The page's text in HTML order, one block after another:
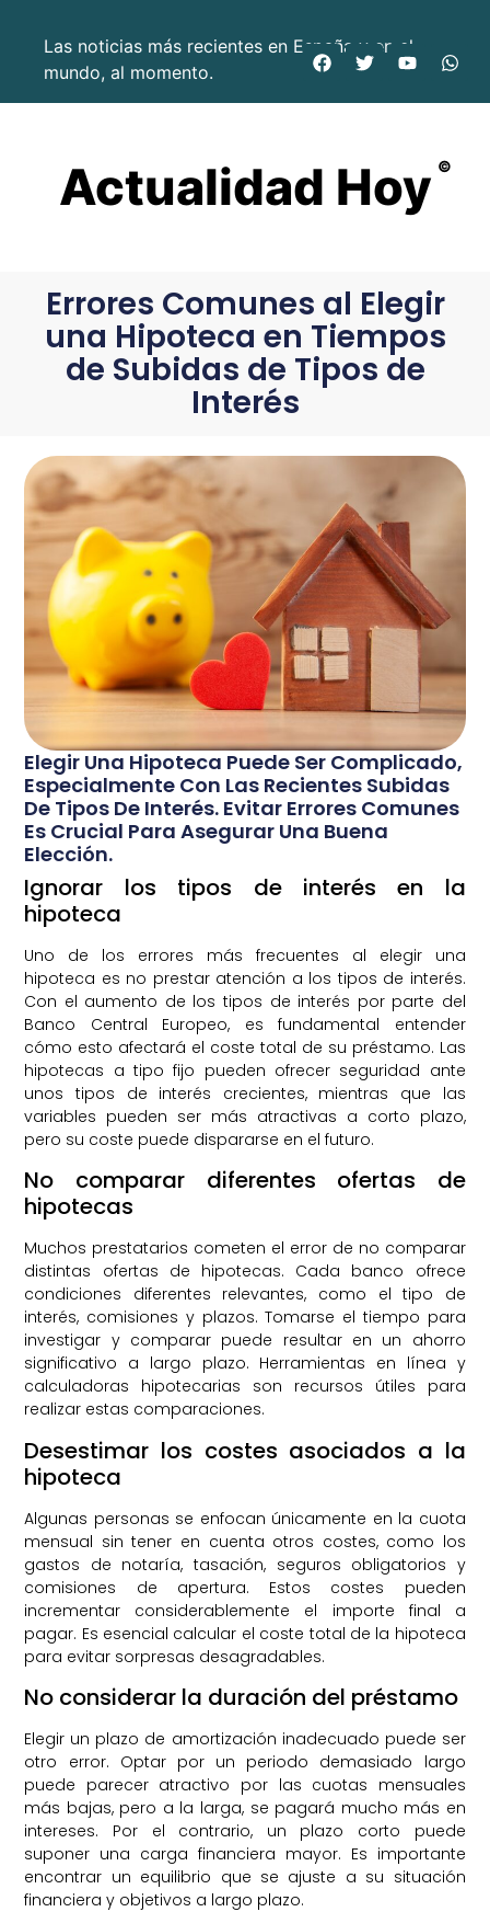
Las noticias más recientes en España y en el
mundo, al momento.
Actualidad Hoy ©
Errores Comunes al Elegir
una Hipoteca en Tiempos
de Subidas de Tipos de
Interés
Elegir Una Hipoteca Puede Ser Complicado,
Especialmente Con Las Recientes Subidas
De Tipos De Interés. Evitar Errores Comunes
Es Crucial Para Asegurar Una Buena
Elección.
Ignorar los tipos de interés en la
hipoteca
Uno de los errores más frecuentes al elegir una
hipoteca es no prestar atención a los tipos de interés.
Con el aumento de los tipos de interés por parte del
Banco Central Europeo, es fundamental entender
cómo esto afectará el coste total de su préstamo. Las
hipotecas a tipo fijo pueden ofrecer seguridad ante
unos tipos de interés crecientes, mientras que las
variables pueden ser más atractivas a corto plazo,
pero su coste puede dispararse en el futuro.
No comparar diferentes ofertas de
hipotecas
Muchos prestatarios cometen el error de no comparar
distintas ofertas de hipotecas. Cada banco ofrece
condiciones diferentes relevantes, como el tipo de
interés, comisiones y plazos. Tomarse el tiempo para
investigar y comparar puede resultar en un ahorro
significativo a largo plazo. Herramientas en línea y
calculadoras hipotecarias son recursos útiles para
realizar estas comparaciones.
Desestimar los costes asociados a la
hipoteca
Algunas personas se enfocan únicamente en la cuota
mensual sin tener en cuenta otros costes, como los
gastos de notaría, tasación, seguros obligatorios y
comisiones de apertura. Estos costes pueden
incrementar considerablemente el importe final a
pagar. Es esencial calcular el coste total de la hipoteca
para evitar sorpresas desagradables.
No considerar la duración del préstamo
Elegir un plazo de amortización inadecuado puede ser
otro error. Optar por un periodo demasiado largo
puede parecer atractivo por las cuotas mensuales
más bajas, pero a la larga, se pagará mucho más en
intereses. Por el contrario, un plazo corto puede
suponer una carga financiera mayor. Es importante
encontrar un equilibrio que se ajuste a su situación
financiera y objetivos a largo plazo.